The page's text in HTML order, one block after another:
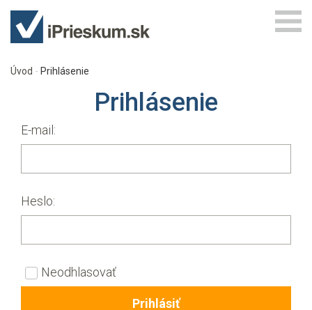
Úvod Prihlásenie
Prihlásenie
E-mail:
Heslo:
Neodhlasovať